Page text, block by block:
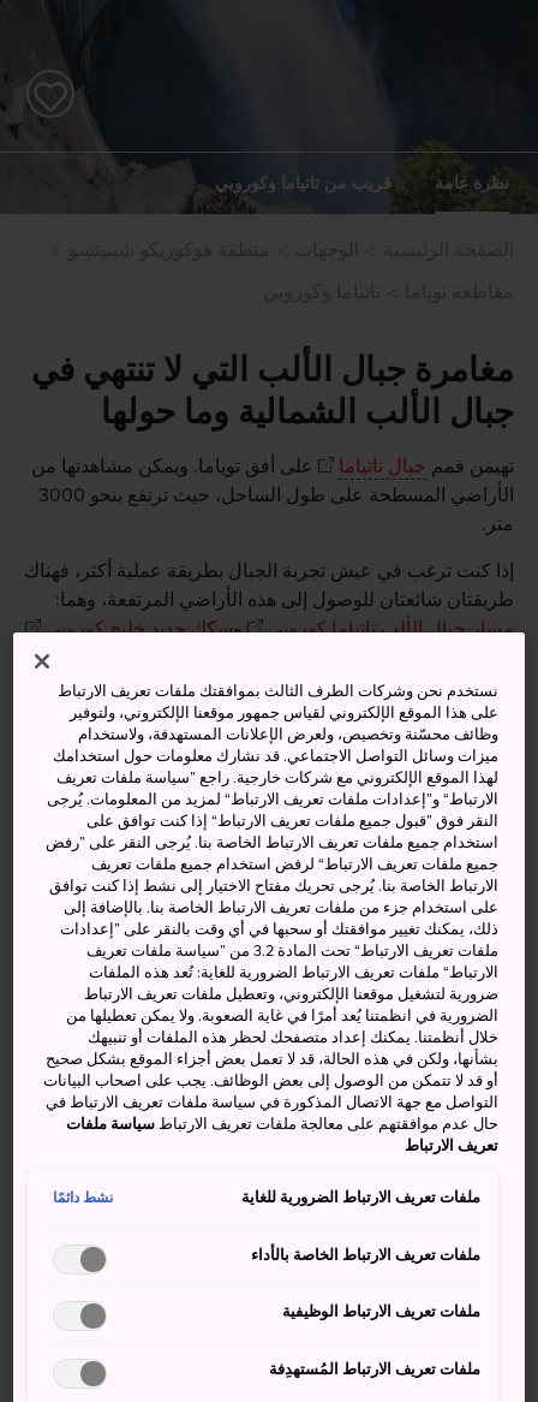
نظرة عامة قريب من تاتياما وكوروبي
مغامرة جبال الألب التي لا تنتهي في
جبال الألب الشمالية وما حولها
تهيمن قمم جبال تاتياما
على أفق توياما. ويمكن مشاهدتها من
الأراضي المسطحة على طول الساحل، حيث ترتفع بنحو 3000
متر.
إذا كنت ترغب في عيش تجربة الجبال بطريقة عملية أكثر، فهناك
طريقتان شائعتان للوصول إلى هذه الأراضي المرتفعة، وهما:
مسار جبال الألب تاتياما كوروبي
وسكك حديد خليج كوروبي
أنشطة ومعالم رائعة:
مشاهدة النجوم والمناظر الجبلية الخلابة من منطقة
مورودو: أعلى نقطة في مسار جبال الألب تاتياما كوروبي
ركوب العربة من خلال ممرات جبلية كثيفة الأشجار
تطل على خليج كوروبي
نستخدم نحن وشركات الطرف الثالث بموافقتك ملفات تعريف الارتباط
على هذا الموقع الإلكتروني لقياس جمهور موقعنا الإلكتروني، ولتوفير
وظائف محسّنة وتخصيص، ولعرض الإعلانات المستهدفة، ولاستخدام
ميزات وسائل التواصل الاجتماعي. قد نشارك معلومات حول استخدامك
لهذا الموقع الإلكتروني مع شركات خارجية. راجع ”سياسة ملفات تعريف
الارتباط“ و”إعدادات ملفات تعريف الارتباط“ لمزيد من المعلومات. يُرجى
النقر فوق ”قبول جميع ملفات تعريف الارتباط“ إذا كنت توافق على
استخدام جميع ملفات تعريف الارتباط الخاصة بنا. يُرجى النقر على ”رفض
جميع ملفات تعريف الارتباط“ لرفض استخدام جميع ملفات تعريف
الارتباط الخاصة بنا. يُرجى تحريك مفتاح الاختيار إلى نشط إذا كنت توافق
على استخدام جزء من ملفات تعريف الارتباط الخاصة بنا. بالإضافة إلى
ذلك، يمكنك تغيير موافقتك أو سحبها في أي وقت بالنقر على ”إعدادات
ملفات تعريف الارتباط“ تحت المادة 3.2 من ”سياسة ملفات تعريف
الارتباط“ ملفات تعريف الارتباط الضرورية للغاية: تُعد هذه الملفات
ضرورية لتشغيل موقعنا الإلكتروني، وتعطيل ملفات تعريف الارتباط
الضرورية في انظمتنا يُعد أمرًا في غاية الصعوبة. ولا يمكن تعطيلها من
خلال أنظمتنا. يمكنك إعداد متصفحك لحظر هذه الملفات أو تنبيهك
بشأنها، ولكن في هذه الحالة، قد لا تعمل بعض أجزاء الموقع بشكل صحيح
أو قد لا تتمكن من الوصول إلى بعض الوظائف. يجب على اصحاب البيانات
التواصل مع جهة الاتصال المذكورة في سياسة ملفات تعريف الارتباط في
حال عدم موافقتهم على معالجة ملفات تعريف الارتباطسياسة ملفات
تعريف الارتباط
ملفات تعريف الارتباط الضرورية للغاية نشط دائمًا
ملفات تعريف الارتباط الخاصة بالأداء
ملفات تعريف الارتباط الوظيفية
ملفات تعريف الارتباط المُستهدِفة